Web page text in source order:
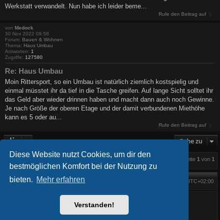
Diese Website nutzt Cookies, um dir den
bestmöglichen Komfort bei der Nutzung zu
bieten. Mehr erfahren
Verstanden!
Werkstatt verwandelt. Nun habe ich leider beme...
Rufe den Beitrag auf
von Medock
30 Nov 2022 09:58
Forum: Bauen & Wohnen
Thema: Haus Umbau
Antworten: 1
Zugriffe: 127580
Re: Haus Umbau
Moin Rittersport, so ein Umbau ist natürlich ziemlich kostspielig und
einmal müsstet ihr da tief in die Tasche greifen. Auf lange Sicht solltet ihr
das Geld aber wieder drinnen haben und macht dann auch noch Gewinne.
Je nach Größe der oberen Etage und der damit verbundenen Miethöhe
kann es 5 oder au...
Rufe den Beitrag auf
Gehe zu
Die Suche ergab 5 Treffer • Seite 1 von 1
Startseite Foren-Übersicht UTC+02:00
® Forum Software © phpBB Limited
FanFanlaTuFlippe
Deutsche Übersetzung durchphpBB.de